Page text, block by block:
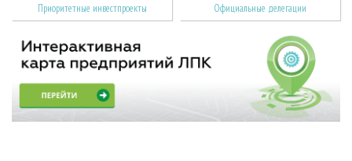
Приоритетные инвестпроекты Официальные делегации